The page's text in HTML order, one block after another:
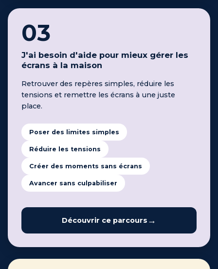
03
J'ai besoin d'aide pour mieux gérer les
écrans à la maison
Retrouver des repères simples, réduire les
tensions et remettre les écrans à une juste
place.
Poser des limites simples
Réduire les tensions
Créer des moments sans écrans
Avancer sans culpabiliser
Découvrir ce parcours